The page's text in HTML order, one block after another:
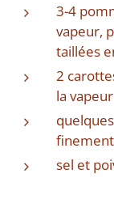
3-4
vapeur,
taillées
2
la
finement
sel et